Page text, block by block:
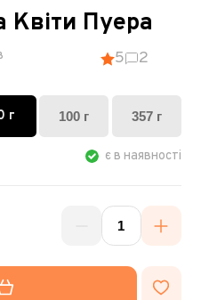
Пуера
5 2
г 100 г 357 г
є в наявності